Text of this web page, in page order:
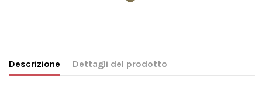
Descrizione Dettagli del prodotto